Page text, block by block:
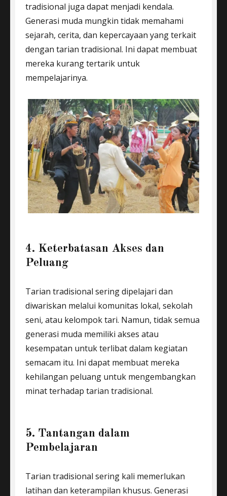
tradisional juga dapat menjadi kendala.
Generasi muda mungkin tidak memahami
sejarah, cerita, dan kepercayaan yang terkait
dengan tarian tradisional. Ini dapat membuat
mereka kurang tertarik untuk
mempelajarinya.
4. Keterbatasan Akses dan
Peluang
Tarian tradisional sering dipelajari dan
diwariskan melalui komunitas lokal, sekolah
seni, atau kelompok tari. Namun, tidak semua
generasi muda memiliki akses atau
kesempatan untuk terlibat dalam kegiatan
semacam itu. Ini dapat membuat mereka
kehilangan peluang untuk mengembangkan
minat terhadap tarian tradisional.
5. Tantangan dalam
Pembelajaran
Tarian tradisional sering kali memerlukan
latihan dan keterampilan khusus. Generasi